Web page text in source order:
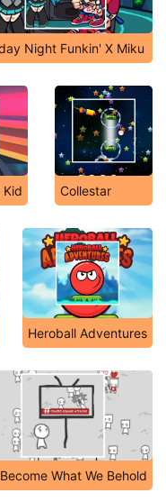
Night Funkin' X Miku
Kid Collestar
Heroball Adventures
What We Behold